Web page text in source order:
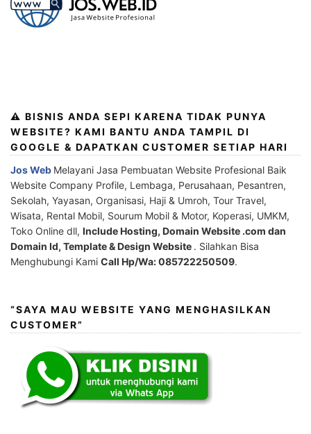
⚠️ BISNIS ANDA SEPI KARENA TIDAK PUNYA
WEBSITE? KAMI BANTU ANDA TAMPIL DI
GOOGLE & DAPATKAN CUSTOMER SETIAP HARI
Jos Web Melayani Jasa Pembuatan Website Profesional Baik
Website Company Profile, Lembaga, Perusahaan, Pesantren,
Sekolah, Yayasan, Organisasi, Haji & Umroh, Tour Travel,
Wisata, Rental Mobil, Sourum Mobil & Motor, Koperasi, UMKM,
Toko Online dll, Include Hosting, Domain Website .com dan
Domain Id, Template & Design Website . Silahkan Bisa
Menghubungi Kami Call Hp/Wa: 085722250509.
“SAYA MAU WEBSITE YANG MENGHASILKAN
CUSTOMER”